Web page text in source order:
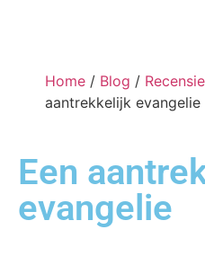
Home / Blog /
aantrekkelijk evangelie
Een
evangelie